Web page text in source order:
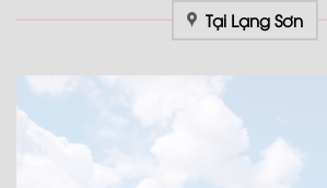
Tại Lạng Sơn